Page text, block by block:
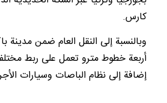
كارس.
وبالنسبة إلى النقل العام ضمن مدينة
أربعة خطوط مترو تعمل على ربط
إضافة إلى نظام الباصات وسيارات